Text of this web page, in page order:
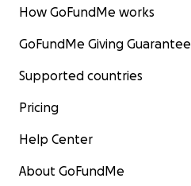
How GoFundMe works
GoFundMe Giving Guarantee
Supported countries
Pricing
Help Center
About GoFundMe